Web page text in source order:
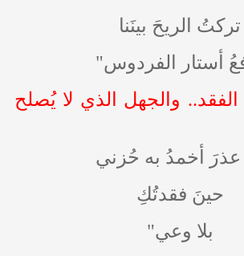
تركتُ الريحَ بينَنا
أستار الفردوس"
الفقد.. والجهل الذي لا يُصلح
عذرَ أخمدُ به حُزني
حينَ فقدتُكِ
بلا وعي"